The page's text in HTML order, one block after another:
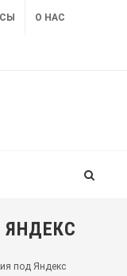
О НАС
под Яндекс